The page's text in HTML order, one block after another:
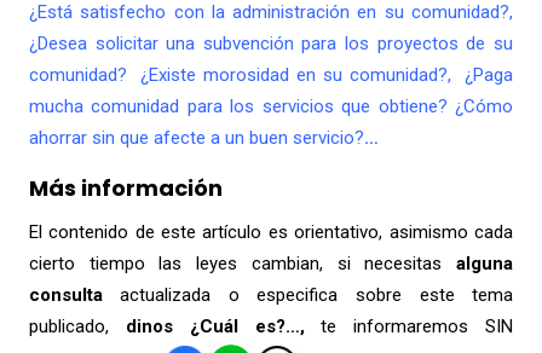
¿Está satisfecho con la administración en su comunidad?,
¿Desea solicitar una subvención para los proyectos de su
comunidad? ¿Existe morosidad en su comunidad?, ¿Paga
mucha comunidad para los servicios que obtiene? ¿Cómo
ahorrar sin que afecte a un buen servicio?…
Más información
El contenido de este artículo es orientativo, asimismo cada
cierto tiempo las leyes cambian, si necesitas alguna
consultaactualizada o especifica sobre este tema
publicado, dinos ¿Cuál es?…,te informaremos SIN